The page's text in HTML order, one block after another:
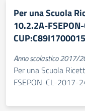
Per una Scuola
10.2.2A-
Anno scolastico 2017/
Per una Scuola
FSEPON-CL-2017-